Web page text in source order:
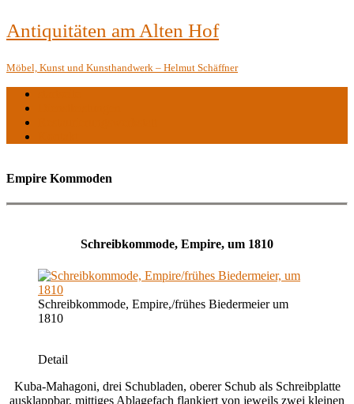
Antiquitäten am Alten Hof
Möbel, Kunst und Kunsthandwerk – Helmut Schäffner
Empire Kommoden
Schreibkommode, Empire, um 1810
Schreibkommode, Empire,/frühes Biedermeier um
1810
Detail
Kuba-Mahagoni, drei Schubladen, oberer Schub als Schreibplatte
ausklappbar, mittiges Ablagefach flankiert von jeweils zwei kleinen